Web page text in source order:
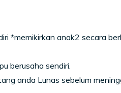
*memikirkan anak2 secara
berusaha sendiri.
anda Lunas sebelum